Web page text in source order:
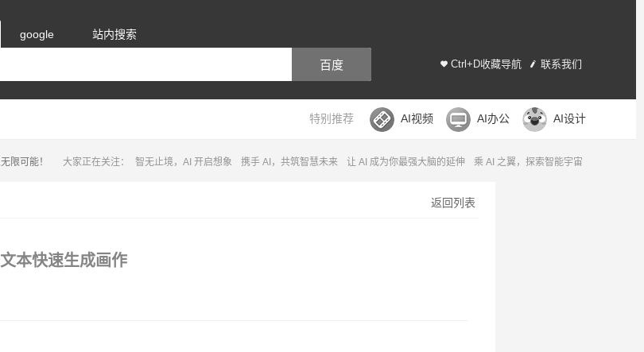
google 站内搜索
Ctrl+D收藏导航 联系我们
百度
特别推荐 AI视频 AI办公 AI设计
大家正在关注： 智无止境，AI 开启想象 携手 AI，共筑智慧未来 让 AI 成为你最强大脑的延伸 乘 AI 之翼，探索智能宇宙
限可能！
返回列表
本快速生成画作